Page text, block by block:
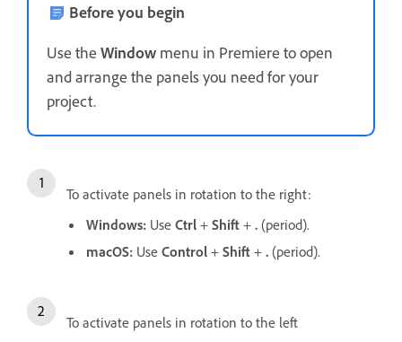
Before you begin
Use the Window menu in Premiere to open
and arrange the panels you need for your
project.
To activate panels in rotation to the right:
Windows: Use Ctrl + Shift + . (period).
macOS: Use Control + Shift + . (period).
To activate panels in rotation to the left